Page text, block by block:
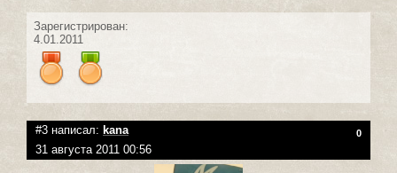
Зарегистрирован:
4.01.2011
#3 написал: kana 0
31 августа 2011 00:56